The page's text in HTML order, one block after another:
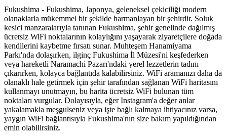
Fukushima - Fukushima, Japonya, geleneksel çekiciliği modern
olanaklarla mükemmel bir şekilde harmanlayan bir şehirdir. Soluk
kesici manzaralarıyla tanınan Fukushima, şehir genelinde dağılmış
ücretsiz WiFi noktalarının kolaylığını yaşayarak ziyaretçilere doğada
kendilerini kaybetme fırsatı sunar. Muhteşem Hanamiyama
Parkı'nda dolaşırken, ilginç Fukushima İl Müzesi'ni keşfederken
veya hareketli Naramachi Pazarı'ndaki yerel lezzetlerin tadını
çıkarırken, kolayca bağlantıda kalabilirsiniz. WiFi aramanızı daha da
olanaklı hale getirmek için şehir tarafından sağlanan WiFi haritasını
kullanmayı unutmayın, bu harita ücretsiz WiFi bulunan tüm
noktaları vurgular. Dolayısıyla, eğer Instagram'a değer anlar
yakalamakla meşgulseniz veya işte bağlı kalmaya ihtiyacınız varsa,
yaygın WiFi bağlantısıyla Fukushima'nın size bakım yapıldığından
emin olabilirsiniz.